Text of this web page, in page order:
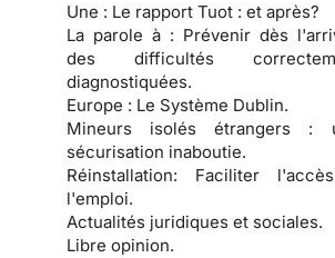
Une : Le rapport Tuot : et après?
La parole à : Prévenir dès
des difficultés
diagnostiquées.
Europe : Le Système Dublin.
Mineurs isolés étrangers :
sécurisation inaboutie.
Réinstallation: Faciliter
l'emploi.
Actualités juridiques et sociales.
Libre opinion.